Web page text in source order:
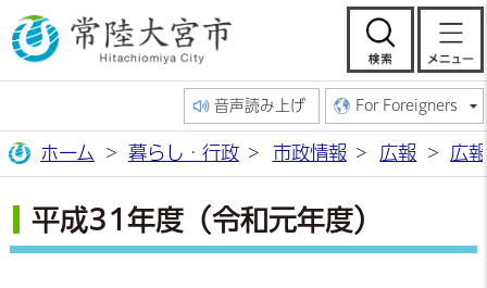
常陸大宮市公
検
音声読み上げ For Foreigners
ホーム 暮らし・行政 市政情報 広報 広
平成31年度（令和元年度）